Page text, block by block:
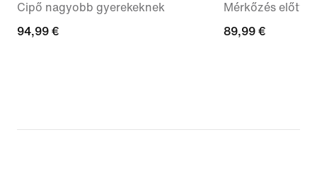
Cipő nagyobb gyerekeknek
94,99
94,99 €
Mérkőzés előtti
89,99
89,99 €